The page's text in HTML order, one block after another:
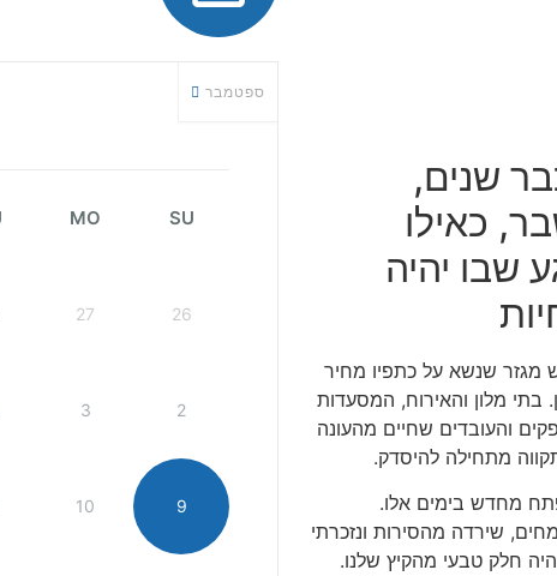
שנים,
כאילו
שבו יהיה
מגזר שנשא על כתפיו מחיר
בתי מלון והאירוח, המסעדות
והעובדים שחיים מהעונה
מתחילה להיסדק.
מחדש בימים אלו.
שירדה מהסירות ונזכרתי
חלק טבעי מהקיץ שלנו.
ספטמבר
SU
MO
26
27
2
3
9
10